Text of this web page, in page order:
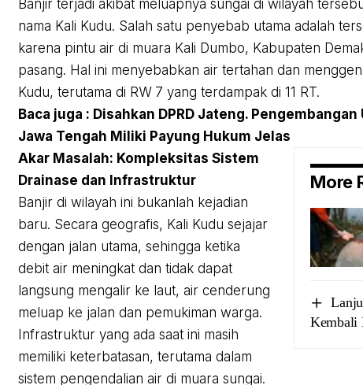
Banjir terjadi akibat meluapnya sungai di wilayah
nama Kali Kudu. Salah satu penyebab utama adalah
karena pintu air di muara Kali Dumbo, Kabupaten
pasang. Hal ini menyebabkan air tertahan dan
Kudu, terutama di RW 7 yang terdampak di 11 RT.
Baca juga : Disahkan DPRD Jateng.
Jawa Tengah Miliki Payung Hukum Jelas
More
Kembali
Akar Masalah: Kompleksitas Sistem
Drainase dan Infrastruktur
Banjir di wilayah ini bukanlah kejadian
baru. Secara geografis, Kali Kudu sejajar
dengan jalan utama, sehingga ketika
debit air meningkat dan tidak dapat
langsung mengalir ke laut, air cenderung
meluap ke jalan dan pemukiman warga.
Infrastruktur yang ada saat ini masih
memiliki keterbatasan, terutama dalam
sistem pengendalian air di muara sungai.